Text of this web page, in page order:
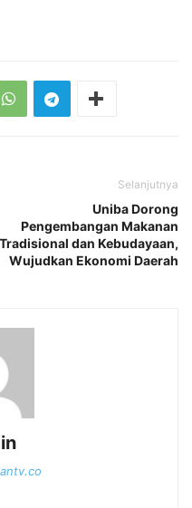
Selanjutnya
Uniba Dorong
Pengembangan Makanan
Tradisional dan Kebudayaan,
Wujudkan Ekonomi Daerah